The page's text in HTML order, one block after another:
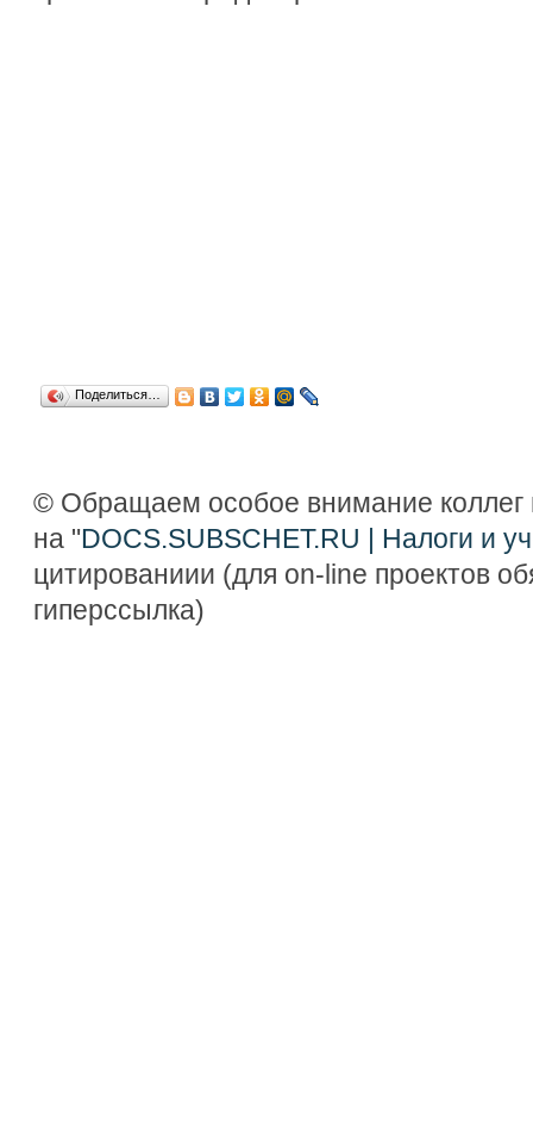
Поделиться…
© Обращаем особое внимание коллег
на "DOCS.SUBSCHET.RU | Налоги и
цитированиии (для on-line проектов
гиперссылка)